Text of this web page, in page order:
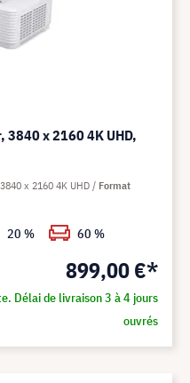
3840 x 2160 4K UHD,
899,00 €*
Délai de livraison 3 à 4 jours
ouvrés
3840 x 2160 4K UHD
Format
20 % 60 %